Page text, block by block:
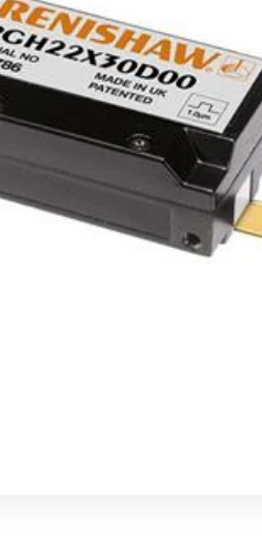
Jednotky sběru dat
Řídící kontroléry
Automatizace měření